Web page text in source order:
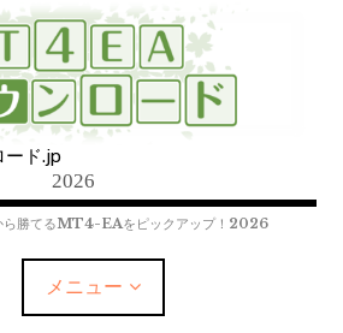
ード.jp
2026
勝てるMT4-EAをピックアップ！2026
メニュー